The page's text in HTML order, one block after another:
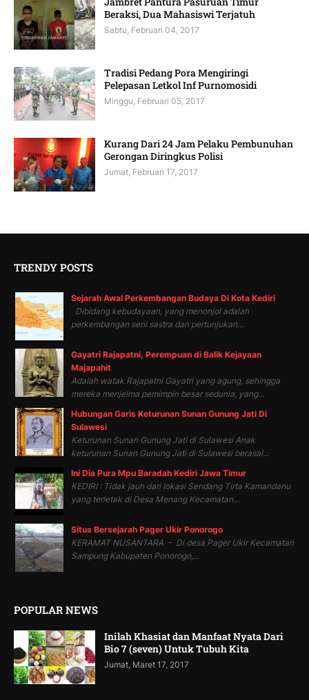
Beraksi, Dua Mahasiswi Terjatuh
Sabtu, Februari 04, 2017
Tradisi Pedang Pora Mengiringi
Pelepasan Letkol Inf Purnomosidi
Minggu, Februari 05, 2017
Kurang Dari 24 Jam Pelaku Pembunuhan
Gerongan Diringkus Polisi
Jumat, Februari 17, 2017
TRENDY POSTS
Sejarah Awal Perkembangan Budaya Di Kota Kediri
Dibidang kebudayaan, yang menonjol adalah
perkembangan seni sastra dan pertunjukan...
Gayatri Rajapatni, Perempuan di Balik Kejayaan
Majapahit
Adalah watak Rajapatni Gayatri yang agung, sehingga
mereka menjelma pemimpin besar sedunia, yang...
Hubungan Garis Keturunan Sunan Gunung Jati Di
Sulawesi
Keturunan Sunan Gunung Jati di Sulawesi Anak
keturunan Sunan Gunung Jati di Sulawesi berasal...
Ini Dia Pura Mpu Baradah Kediri Jawa Timur
KEDIRI : Tidak jauh dari lokasi Sendang Tirta Kamandanu
yang terletak di Desa Menang Kecamatan...
Situs Bersejarah Pager Ukir Ponorogo
KERAMAT NUSANTARA - Di desa Pager Ukir Kecamatan
Sampung Kabupaten Ponorogo,...
POPULAR NEWS
Inilah Khasiat dan Manfaat Nyata Dari
Bio 7 (seven) Untuk Tubuh Kita
Jumat, Maret 17, 2017